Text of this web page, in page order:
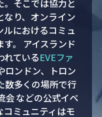
。そこでは協力と
なり、オンライン
ルにおけるコミュ
。 アイスランド
れているEVEファ
ロンドン、トロン
数多くの場所で行
会 などの公式イベ
コミュニティはモ